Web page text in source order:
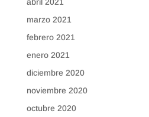
marzo 2021
febrero 2021
enero 2021
diciembre 2020
noviembre 2020
octubre 2020